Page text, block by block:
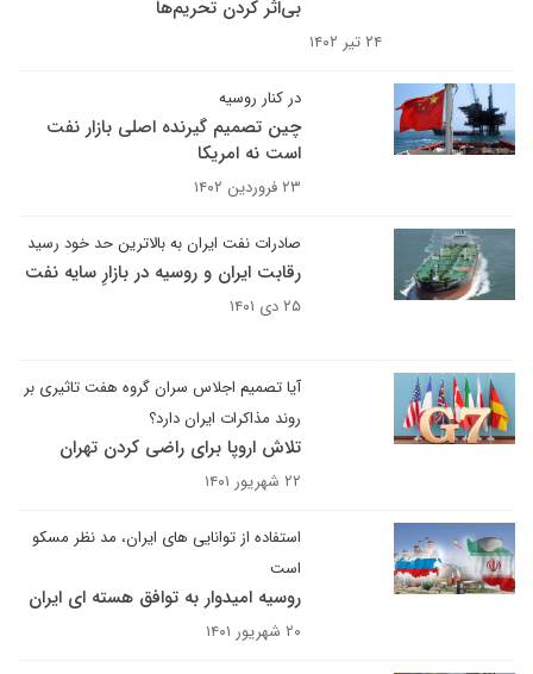
بی‌اثر کردن تحریم‌ها
۲۴ تیر ۱۴۰۲
در کنار روسیه
چین تصمیم گیرنده اصلی بازار نفت
است نه امریکا
۲۳ فروردین ۱۴۰۲
صادرات نفت ایران به بالاترین حد خود رسید
رقابت ایران و روسیه در بازارِ سایه نفت
۲۵ دی ۱۴۰۱
آیا تصمیم اجلاس سران گروه هفت تاثیری بر
روند مذاکرات ایران دارد؟
تلاش اروپا برای راضی کردن تهران
۲۲ شهریور ۱۴۰۱
استفاده از توانایی های ایران، مد نظر مسکو
است
روسیه امیدوار به توافق هسته ای ایران
۲۰ شهریور ۱۴۰۱